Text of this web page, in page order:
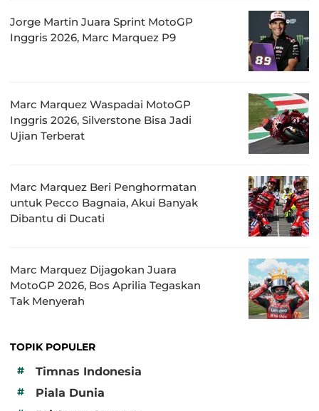
Jorge Martin Juara Sprint MotoGP
Inggris 2026, Marc Marquez P9
Marc Marquez Waspadai MotoGP
Inggris 2026, Silverstone Bisa Jadi
Ujian Terberat
Marc Marquez Beri Penghormatan
untuk Pecco Bagnaia, Akui Banyak
Dibantu di Ducati
Marc Marquez Dijagokan Juara
MotoGP 2026, Bos Aprilia Tegaskan
Tak Menyerah
TOPIK POPULER
#
Timnas Indonesia
# Piala Dunia